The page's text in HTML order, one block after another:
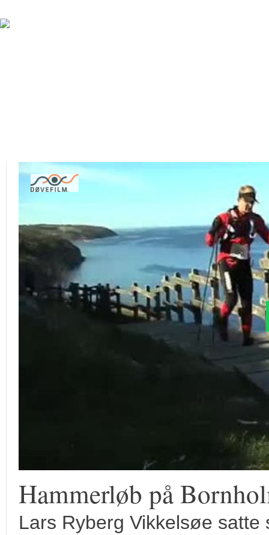
Hammerløb på
Lars Ryberg Vikkelsøe